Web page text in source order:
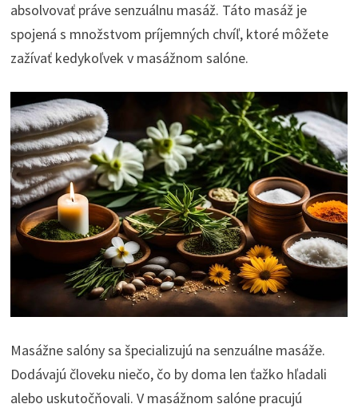
absolvovať práve senzuálnu masáž. Táto masáž je
spojená s množstvom príjemných chvíľ, ktoré môžete
zažívať kedykoľvek v masážnom salóne.
Masážne salóny sa špecializujú na senzuálne masáže.
Dodávajú človeku niečo, čo by doma len ťažko hľadali
alebo uskutočňovali. V masážnom salóne pracujú